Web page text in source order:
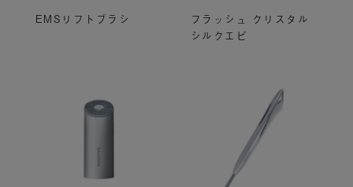
EMSリフトブラシ
フラッシュ クリスタル
シルクエピ